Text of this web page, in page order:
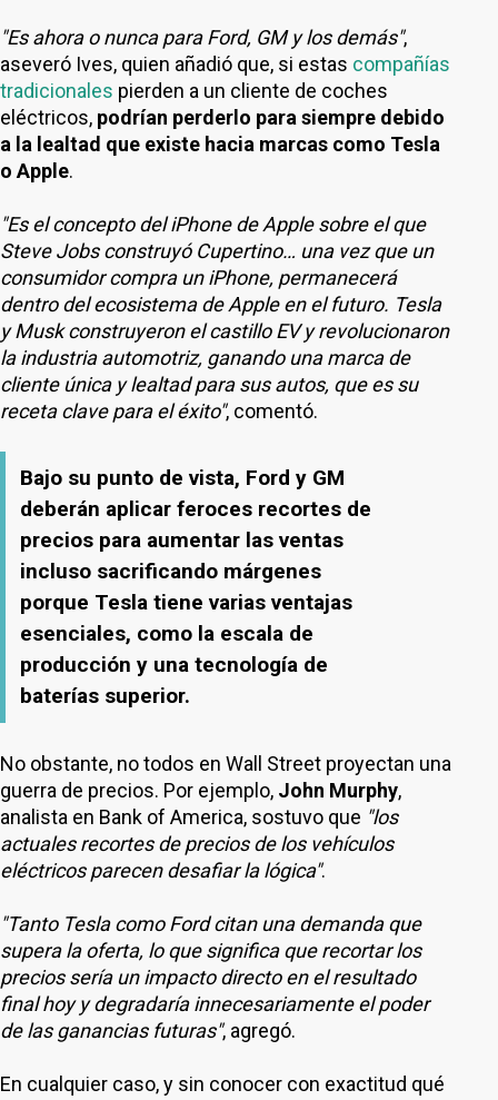
"Es ahora o nunca para Ford, GM y los demás",
aseveró Ives, quien añadió que, si estas compañías
tradicionales pierden a un cliente de coches
eléctricos, podrían perderlo para siempre debido
a la lealtad que existe hacia marcas como Tesla
o Apple.
"Es el concepto del iPhone de Apple sobre el que
Steve Jobs construyó Cupertino… una vez que un
consumidor compra un iPhone, permanecerá
dentro del ecosistema de Apple en el futuro. Tesla
y Musk construyeron el castillo EV y revolucionaron
la industria automotriz, ganando una marca de
cliente única y lealtad para sus autos, que es su
receta clave para el éxito", comentó.
Bajo su punto de vista, Ford y GM
deberán aplicar feroces recortes de
precios para aumentar las ventas
incluso sacrificando márgenes
porque Tesla tiene varias ventajas
esenciales, como la escala de
producción y una tecnología de
baterías superior.
No obstante, no todos en Wall Street proyectan una
guerra de precios. Por ejemplo, John Murphy,
analista en Bank of America, sostuvo que "los
actuales recortes de precios de los vehículos
eléctricos parecen desafiar la lógica".
"Tanto Tesla como Ford citan una demanda que
supera la oferta, lo que significa que recortar los
precios sería un impacto directo en el resultado
final hoy y degradaría innecesariamente el poder
de las ganancias futuras", agregó.
En cualquier caso, y sin conocer con exactitud qué